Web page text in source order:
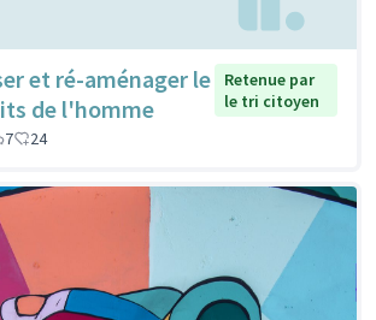
et ré-aménager le
de l'homme
Retenue par
le tri citoyen
7 24